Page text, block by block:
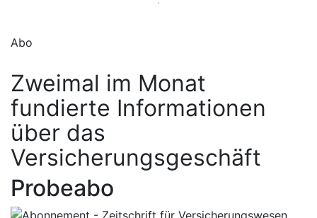
Abo
Zweimal im Monat
fundierte Informationen
über das
Versicherungsgeschäft
Probeabo